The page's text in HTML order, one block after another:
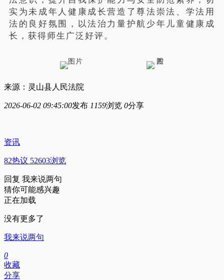
实为未成年人健康成长营造了尊法崇法、学法用
法的良好氛围，以法治力量护航少年儿童健康成
长，获得师生广泛好评。
来源：灵山县人民法院
2026-06-02 09:45:00发布 1159浏览 0分享
资讯
82热议 52603浏览
回复 我来说两句
猜你可能感兴趣
正在加载
没有更多了
我来说两句
0
收藏
分享